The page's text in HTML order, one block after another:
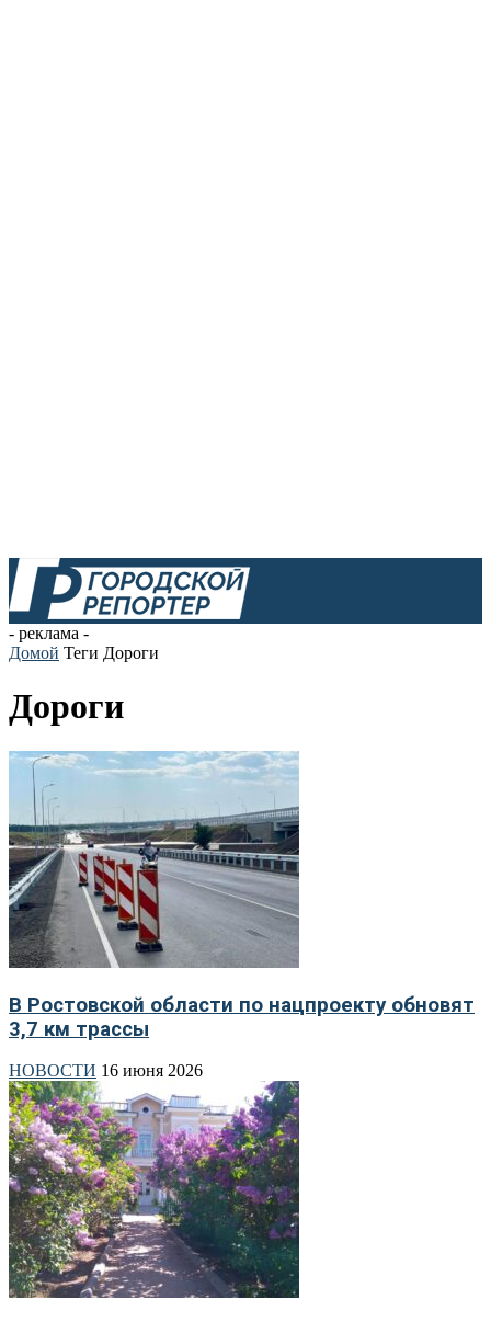
- реклама -
Домой Теги Дороги
Дороги
В Ростовской области по нацпроекту обновят
3,7 км трассы
НОВОСТИ 16 июня 2026